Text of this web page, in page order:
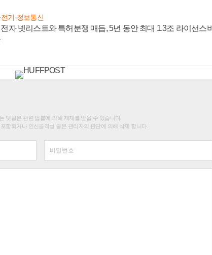
전기·정보통신
자 넷리스트와 특허분쟁 매듭, 5년 동안 최대 1.3조 라이선스비
댓글은 관련 법률에 의해 제재를 받을 수 있습니다.
함되거나 인신공격성 글은 관리자의 판단에 의해 삭제 합니다.